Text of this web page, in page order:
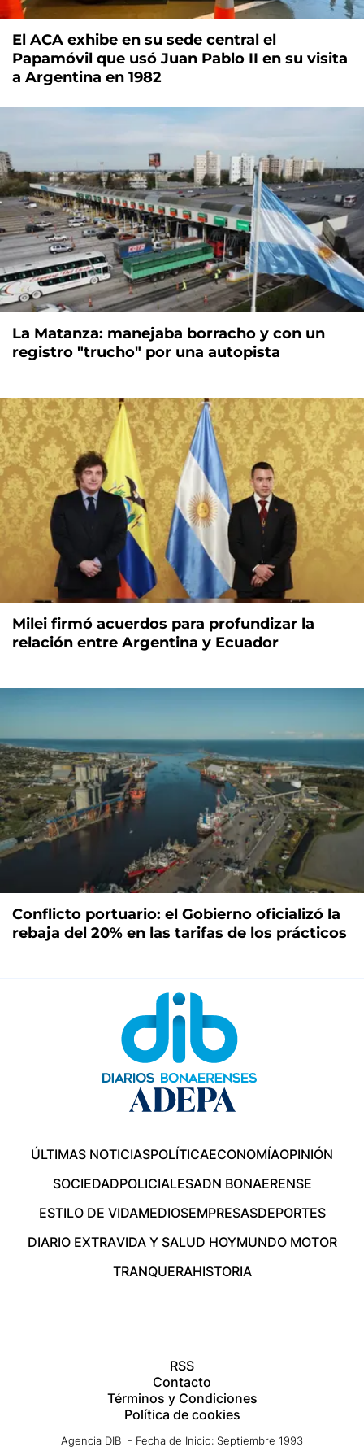
El ACA exhibe en su sede central el
Papamóvil que usó Juan Pablo II en su visita
a Argentina en 1982
La Matanza: manejaba borracho y con un
registro "trucho" por una autopista
Milei firmó acuerdos para profundizar la
relación entre Argentina y Ecuador
Conflicto portuario: el Gobierno oficializó la
rebaja del 20% en las tarifas de los prácticos
ÚLTIMAS NOTICIASPOLÍTICAECONOMÍAOPINIÓN
SOCIEDADPOLICIALESADN BONAERENSE
ESTILO DE VIDAMEDIOSEMPRESASDEPORTES
DIARIO EXTRAVIDA Y SALUD HOYMUNDO MOTOR
TRANQUERAHISTORIA
RSS
Contacto
Términos y Condiciones
Política de cookies
Agencia DIB - Fecha de Inicio: Septiembre 1993